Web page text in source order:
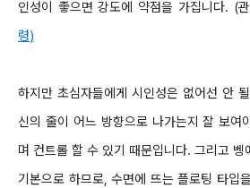
인성이 좋으면 강도에 약점을 가집니다. (
령)
하지만 초심자들에게 시인성은 없어선 안
신의 줄이 어느 방향으로 나가는지 잘 보여
며 컨트롤 할 수 있기 때문입니다. 그리고 벵
기본으로 하므로, 수면에 뜨는 플로팅 타입